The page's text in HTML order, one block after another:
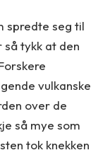
spredte seg til
tykk at den
vulkanske
over de
så mye som
tok knekken